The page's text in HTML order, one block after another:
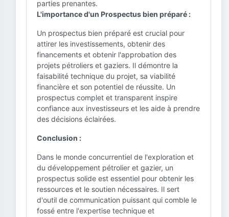
parties prenantes.
L'importance d'un Prospectus bien préparé :
Un prospectus bien préparé est crucial pour
attirer les investissements, obtenir des
financements et obtenir l'approbation des
projets pétroliers et gaziers. Il démontre la
faisabilité technique du projet, sa viabilité
financière et son potentiel de réussite. Un
prospectus complet et transparent inspire
confiance aux investisseurs et les aide à prendre
des décisions éclairées.
Conclusion :
Dans le monde concurrentiel de l'exploration et
du développement pétrolier et gazier, un
prospectus solide est essentiel pour obtenir les
ressources et le soutien nécessaires. Il sert
d'outil de communication puissant qui comble le
fossé entre l'expertise technique et